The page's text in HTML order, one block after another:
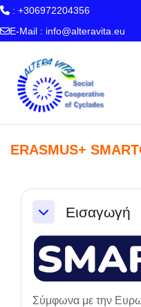
: +306972204356
E-Mail : info@alteravita.eu
ERASMUS+
Εισαγωγή
Σύμφωνα με την